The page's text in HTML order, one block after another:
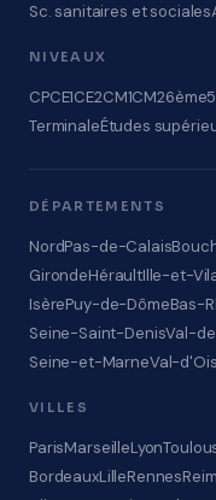
Sc. sanitaires et sociales
NIVEAUX
CPCE1CE2CM1CM26ème
TerminaleÉtudes
DÉPARTEMENTS
NordPas-de-Calais
GirondeHéraultIlle-et-
IsèrePuy-de-DômeBas-
Seine-Saint-DenisVal-
Seine-et-MarneVal-
VILLES
ParisMarseilleLyon
BordeauxLilleRennes